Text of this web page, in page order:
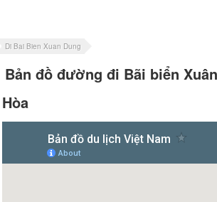
Di Bai Bien Xuan Dung
Bản đồ đường đi Bãi biển
Hòa